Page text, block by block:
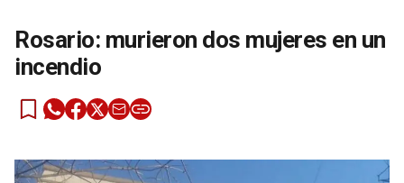
Rosario: murieron dos mujeres en un
incendio